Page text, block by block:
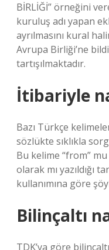
BİRLİĞİ” örneğini
kuruluş adı yapan
ayrılmasını kural
Avrupa Birliği’ne
tartışılmaktadır.
İtibariyle
Bazı Türkçe
sözlükte sıklıkla
Bu kelime “from”
olarak mı yazıldığı
kullanımına göre
Bilinçaltı
TDK’ya göre